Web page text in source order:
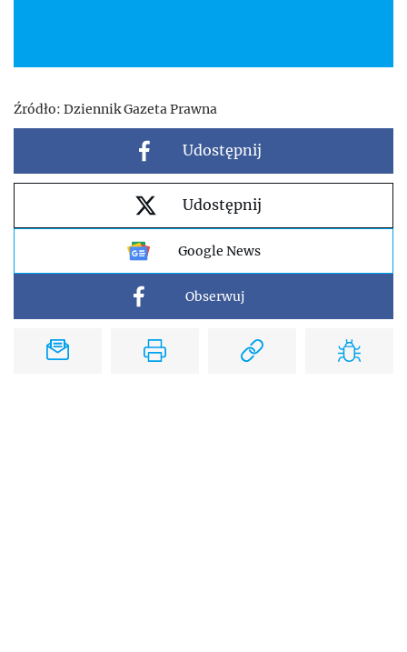
Źródło: Dziennik Gazeta Prawna
Udostępnij
Udostępnij
Google News
Obserwuj